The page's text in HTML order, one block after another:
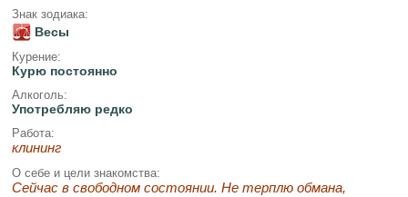
Знак зодиака:
Весы
Курение:
Курю постоянно
Алкоголь:
Употребляю редко
Работа:
клининг
О себе и цели знакомства:
Сейчас в свободном состоянии. Не терплю обмана,